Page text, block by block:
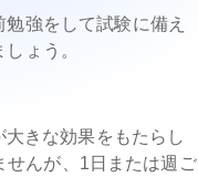
強をして試験に備え
ょう。
きな効果をもたらし
せんが、1日または週ご